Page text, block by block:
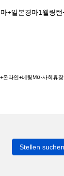
+일본경마1웰링턴
라인+베팅M마사회휴